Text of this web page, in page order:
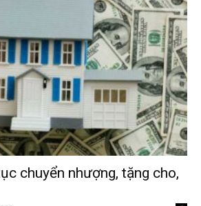
chuyển nhượng, tặng cho,